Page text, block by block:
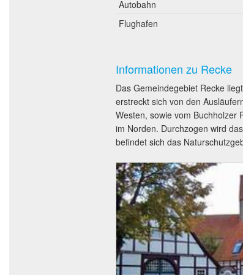
Autobahn
Flughafen
Informationen zu Recke
Das Gemeindegebiet Recke
erstreckt sich von den
Westen, sowie vom Buchholzer
im Norden. Durchzogen wird
befindet sich das